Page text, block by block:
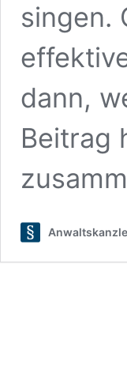
singen.
dann,
Beitrag